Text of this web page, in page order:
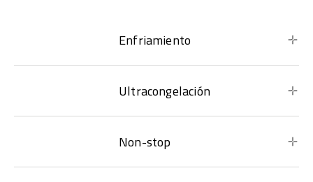
Enfriamiento
Ultracongelación
Non-stop